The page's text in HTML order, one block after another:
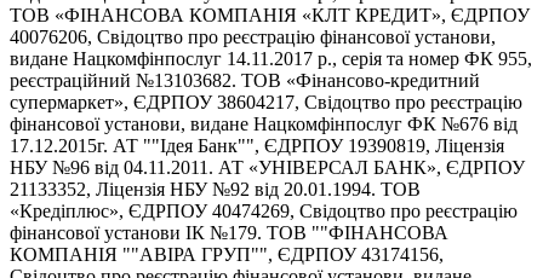
ТОВ «ФІНАНСОВА КОМПАНІЯ «КЛТ КРЕДИТ», ЄДРПОУ
40076206, Свідоцтво про реєстрацію фінансової установи,
видане Нацкомфінпослуг 14.11.2017 р., серія та номер ФК 955,
реєстраційний №13103682. ТОВ «Фінансово-кредитний
супермаркет», ЄДРПОУ 38604217, Свідоцтво про реєстрацію
фінансової установи, видане Нацкомфінпослуг ФК №676 від
17.12.2015г. АТ ""Ідея Банк"", ЄДРПОУ 19390819, Ліцензія
НБУ №96 від 04.11.2011. АТ «УНІВЕРСАЛ БАНК», ЄДРПОУ
21133352, Ліцензія НБУ №92 від 20.01.1994. ТОВ
«Кредіплюс», ЄДРПОУ 40474269, Свідоцтво про реєстрацію
фінансової установи ІК №179. ТОВ ""ФІНАНСОВА
КОМПАНІЯ ""АВІРА ГРУП"", ЄДРПОУ 43174156,